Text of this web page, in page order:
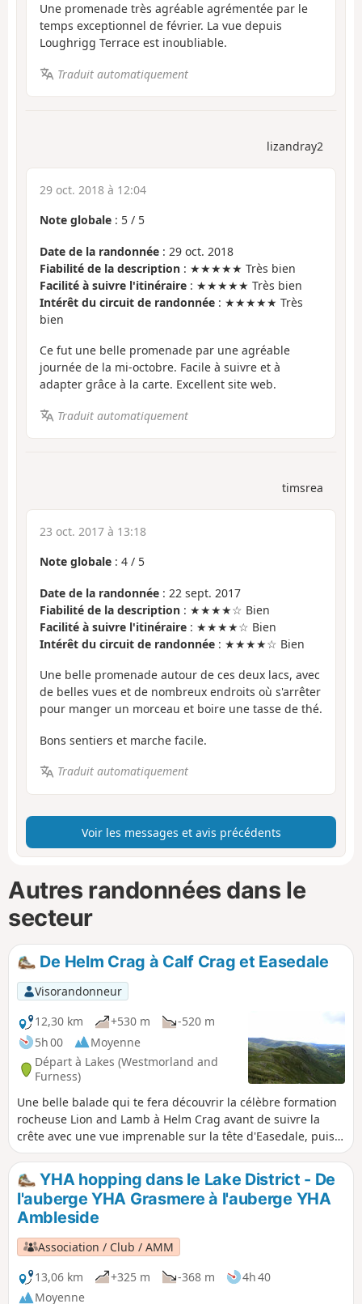
Une promenade très agréable agrémentée par le
temps exceptionnel de février. La vue depuis
Loughrigg Terrace est inoubliable.
Traduit automatiquement
lizandray2
29 oct. 2018 à 12:04
Note globale : 5 / 5
Date de la randonnée : 29 oct. 2018
Fiabilité de la description : ★★★★★ Très bien
Facilité à suivre l'itinéraire : ★★★★★ Très bien
Intérêt du circuit de randonnée : ★★★★★ Très
bien
Ce fut une belle promenade par une agréable
journée de la mi-octobre. Facile à suivre et à
adapter grâce à la carte. Excellent site web.
Traduit automatiquement
timsrea
23 oct. 2017 à 13:18
Note globale : 4 / 5
Date de la randonnée : 22 sept. 2017
Fiabilité de la description : ★★★★☆ Bien
Facilité à suivre l'itinéraire : ★★★★☆ Bien
Intérêt du circuit de randonnée : ★★★★☆ Bien
Une belle promenade autour de ces deux lacs, avec
de belles vues et de nombreux endroits où s'arrêter
pour manger un morceau et boire une tasse de thé.
Bons sentiers et marche facile.
Traduit automatiquement
Voir les messages et avis précédents
Autres randonnées dans le
secteur
De Helm Crag à Calf Crag et Easedale
Visorandonneur
12,30 km
+530 m
-520 m
5h 00
Moyenne
Départ à Lakes (Westmorland and
Furness)
Une belle balade qui te fera découvrir la célèbre formation
rocheuse Lion and Lamb à Helm Crag avant de suivre la
crête avec une vue imprenable sur la tête d'Easedale, puis
de descendre plus doucement dans la jolie vallée en
passant devant quelques cascades.
YHA hopping dans le Lake District - De
l'auberge YHA Grasmere à l'auberge YHA
Ambleside
Association / Club / AMM
13,06 km
+325 m -368 m
4h 40
Moyenne